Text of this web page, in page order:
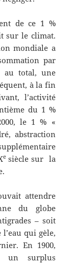
de ce 1 %
sur le climat.
mondiale a
par
au total, une
à la fin
l’activité
du 1 %
le 1 % «
abstraction
e siècle sur la
attendre
du globe
– soit
qui gèle,
En 1900,
un surplus